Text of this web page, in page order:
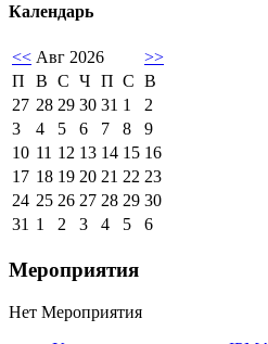
Календарь
<< Авг 2026
>>
П
В С Ч П С В
27 28 29 30 31 1
2
3
4 5 6 7 8
9
10 11 12 13 14 15 16
17 18 19 20 21 22 23
24 25 26 27 28 29 30
31 1 2 3 4 5 6
Мероприятия
Нет Мероприятия